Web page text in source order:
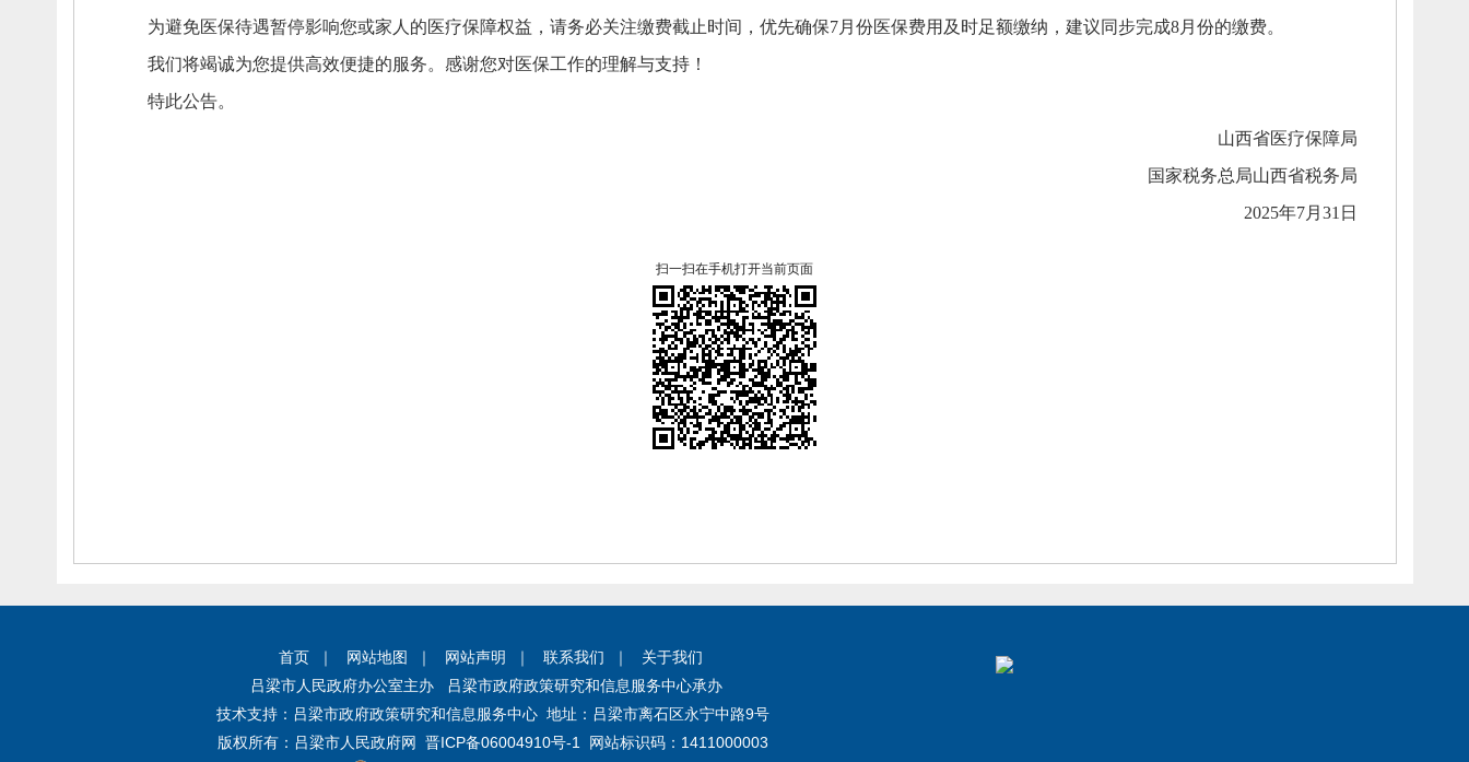
为避免医保待遇暂停影响您或家人的医疗保障权益， 请务必关注缴费截止时间， 优先确保7月份医保费用及时足额缴纳， 建议同步完成8月份的缴费。
我们将竭诚为您提供高效便捷的服务。 感谢您对医保工作的理解与支持！
特此公告。
山西省医疗保障局
国家税务总局山西省税务局
2025年7月31日
扫一扫在手机打开当前页面
首页 ｜ 网站地图 ｜ 网站声明 ｜ 联系我们 ｜ 关于我们
吕梁市人民政府办公室主办 吕梁市政府政策研究和信息服务中心承办
技术支持： 吕梁市政府政策研究和信息服务中心 地址： 吕梁市离石区永宁中路9号
版权所有： 吕梁市人民政府网 晋ICP备06004910号-1 网站标识码： 1411000003